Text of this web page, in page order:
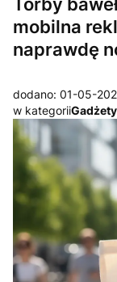
mobilna
naprawdę
dodano: 01-05-
w kategorii